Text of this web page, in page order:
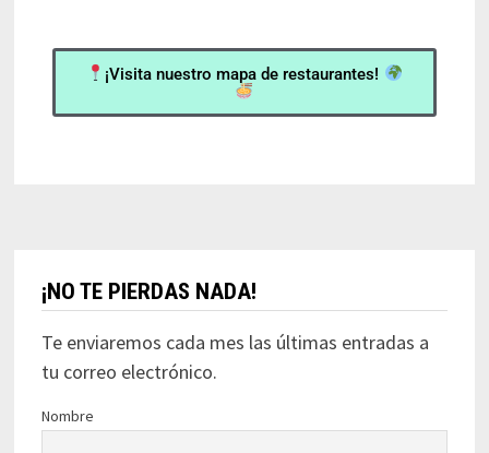
¡Visita nuestro mapa de restaurantes!
¡NO TE PIERDAS NADA!
Te enviaremos cada mes las últimas entradas a
tu correo electrónico.
Nombre